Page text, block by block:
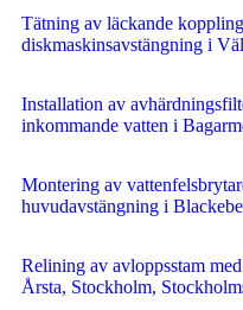
Tätning av läckande
diskmaskinsavstängning i
Installation av
inkommande vatten i
Montering av
huvudavstängning i
Relining av avloppsstam
Årsta, Stockholm,